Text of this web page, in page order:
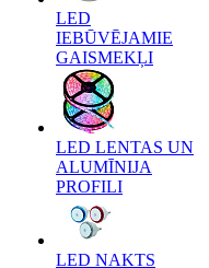
LED
IEBŪVĒJAMIE
GAISMEKĻI
LED LENTAS UN
ALUMĪNIJA
PROFILI
LED NAKTS